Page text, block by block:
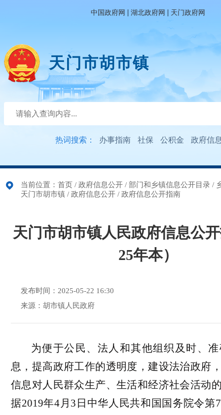
中国政府网 | 湖北政府网 | 天门政府网
天门市胡市镇
热词搜索： 办事指南 社保 公积金 政府信
当前位置： 首页 / 政府信息公开 / 部门和乡镇信息公开目录 /
天门市胡市镇 / 政府信息公开 / 政府信息公开指南
天门市胡市镇人民政府信息公
25年本）
发布时间：2025-05-22 16:30
来源：胡市镇人民政府
为便于公民、法人和其他组织及时、
息，提高政府工作的透明度，建设法治政府
信息对人民群众生产、生活和经济社会活动
据2019年4月3日中华人民共和国国务院令第